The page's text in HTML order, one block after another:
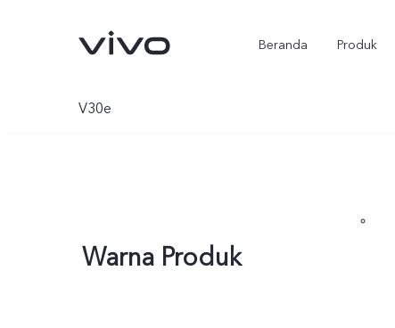
Beranda Produk
V30e
Warna Produk